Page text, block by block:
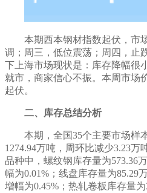
本期西本钢材指数起伏 ，市
调 ；周三， 低位震荡 ；周四， 止
下上海市场现状是：库存降幅很
就市，商家信心不振。 本周市场
起伏。
二、库存总结分析
本期，全国35个主要市场样
1274.94万吨， 周环比减少3.23万
品种中，螺纹钢库存量为573.36
幅为0.01%；线盘库存量为85.29
增幅为0.45%；热轧卷板库存量为